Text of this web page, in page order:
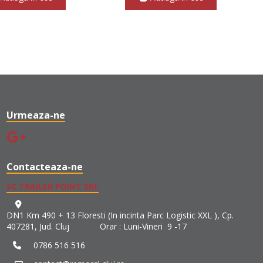
Urmeaza-ne
Contacteaza-ne
SC TRAILER POINT SRL
DN1 Km 490 + 13 Floresti (In incinta Parc Logistic XXL ), Cp.
407281, Jud. Cluj Orar : Luni-Vineri 9 -17
0786 516 516